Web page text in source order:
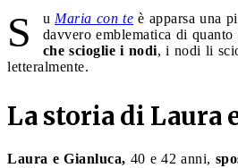
S u Maria con te è apparsa una
davvero emblematica di quanto
che scioglie i nodi, i nodi li
letteralmente.
La storia di Laura
Laura e Gianluca, 40 e 42 anni,